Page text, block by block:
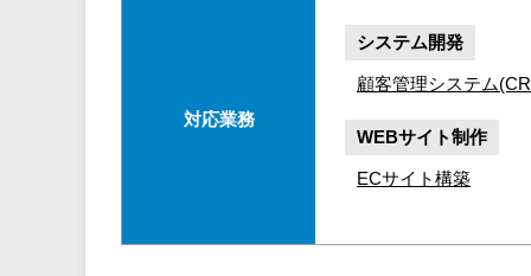
対応業務
システム開発
顧客管理システム
WEBサイト制作
ECサイト構築